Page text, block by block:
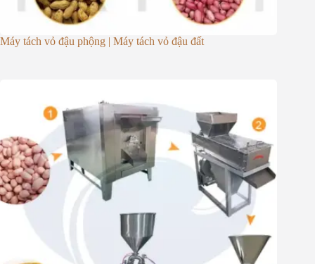
Máy tách vỏ đậu phộng | Máy tách vỏ đậu đất